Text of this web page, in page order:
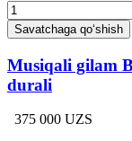
Savatchaga qo‘shish
Musiqali gilam
durali
375 000 UZS